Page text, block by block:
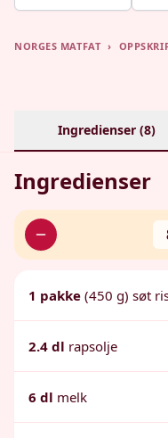
NORGES MATFAT ›
Ingredienser (8)
Ingredienser
1 pakke (450 g) søt
2.4 dl rapsolje
6 dl melk